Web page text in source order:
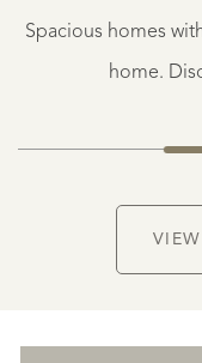
Spacious homes
home.